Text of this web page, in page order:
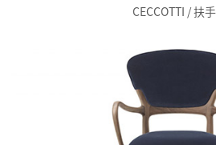
CECCOTTI / 扶